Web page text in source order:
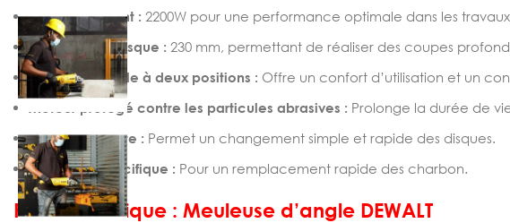
Moteur puissant : 2200W pour une performance optimale dans les
Diamètre du disque : 230 mm, permettant de réaliser des coupes
Poignée latérale à deux positions : Offre un confort d’utilisation et un
Moteur protégé contre les particules abrasives : Prolonge la durée de
Blocage d’arbre : Permet un changement simple et rapide des disques.
Ouverture spécifique : Pour un remplacement rapide des charbon.
Fiche technique : Meuleuse d’angle DEWALT